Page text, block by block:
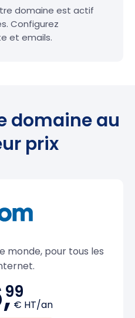
domaine est actif
Configurez
et emails.
domaine au
prix
monde, pour tous les
99
€ HT/an